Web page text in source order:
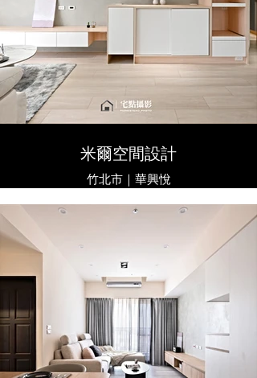
米爾空間設計
竹北市｜華興悅